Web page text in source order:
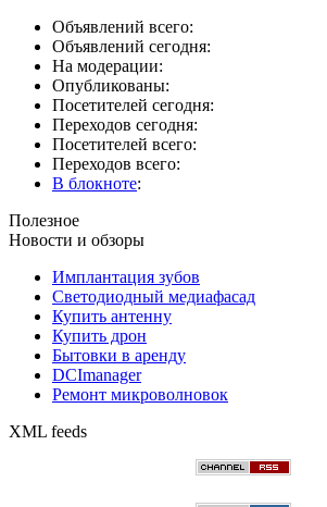
Объявлений всего:
Объявлений сегодня:
На модерации:
Опубликованы:
Посетителей сегодня:
Переходов сегодня:
Посетителей всего:
Переходов всего:
В блокноте:
Полезное
Новости и обзоры
Имплантация зубов
Светодиодный медиафасад
Купить антенну
Купить дрон
Бытовки в аренду
DCImanager
Ремонт микроволновок
XML feeds